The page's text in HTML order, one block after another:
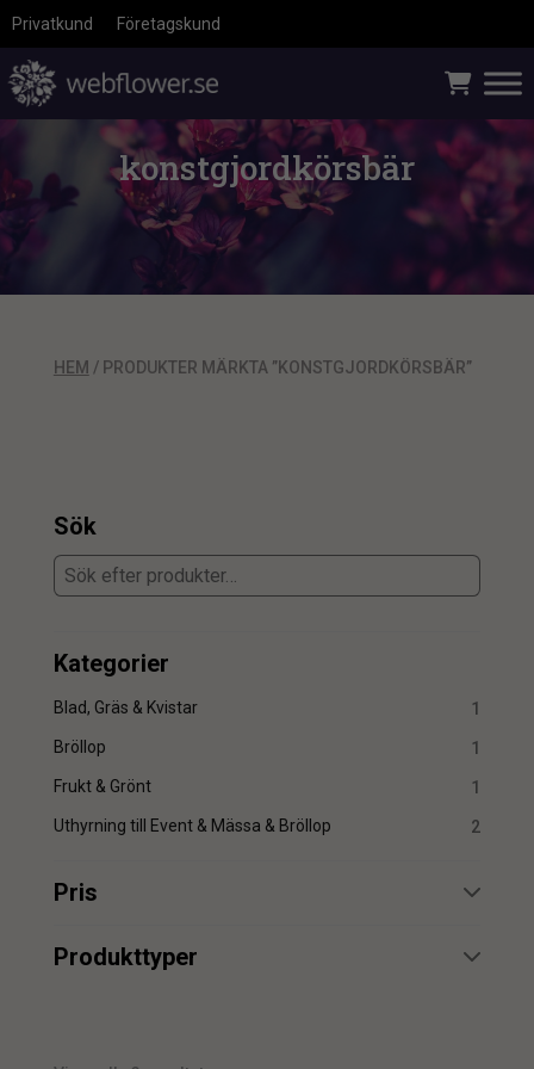
Privatkund Företagskund
konstgjordkörsbär
HEM / PRODUKTER MÄRKTA ”KONSTGJORDKÖRSBÄR”
Sök
Kategorier
Blad, Gräs & Kvistar 1
Bröllop 1
Frukt & Grönt 1
Uthyrning till Event & Mässa & Bröllop 2
Pris
min.
Produkttyper